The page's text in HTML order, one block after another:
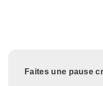
Faites une pause